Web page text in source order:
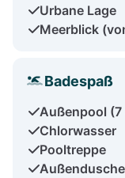
Urbane Lage
Meerblick
Badespaß
Außenpool
Chlorwasser
Pooltreppe
Außendusche